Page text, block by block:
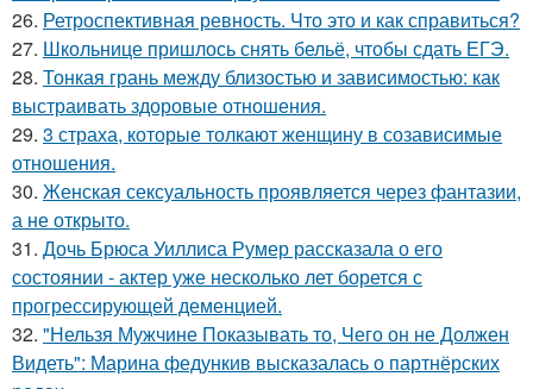
26. Ретроспективная ревность. Что это и как справиться?
27. Школьнице пришлось снять бельё, чтобы сдать ЕГЭ.
28. Тонкая грань между близостью и зависимостью: как
выстраивать здоровые отношения.
29. 3 страха, которые толкают женщину в созависимые
отношения.
30. Женская сексуальность проявляется через фантазии,
а не открыто.
31. Дочь Брюса Уиллиса Румер рассказала о его
состоянии - актер уже несколько лет борется с
прогрессирующей деменцией.
32. "Нельзя Мужчине Показывать то, Чего он не Должен
Видеть": Марина федункив высказалась о партнёрских